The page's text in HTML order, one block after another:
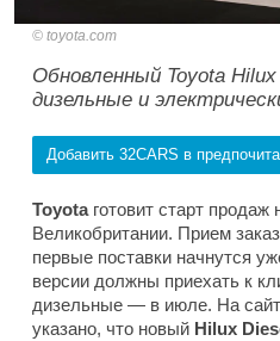
toyota.com
Обновленный Toyota
дизельные и
Добавить 32CARS в
Toyotaготовит старт продаж
Великобритании. Прием
первые поставки начнутся
версии должны приехать к
дизельные — в июле. На
указано, что новый Hilux